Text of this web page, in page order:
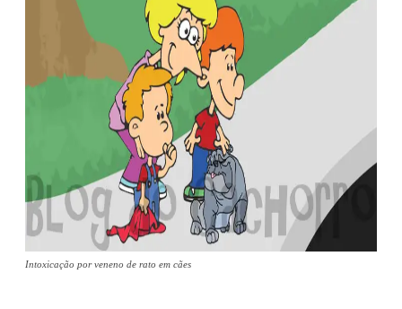
Intoxicação por veneno de rato em cães